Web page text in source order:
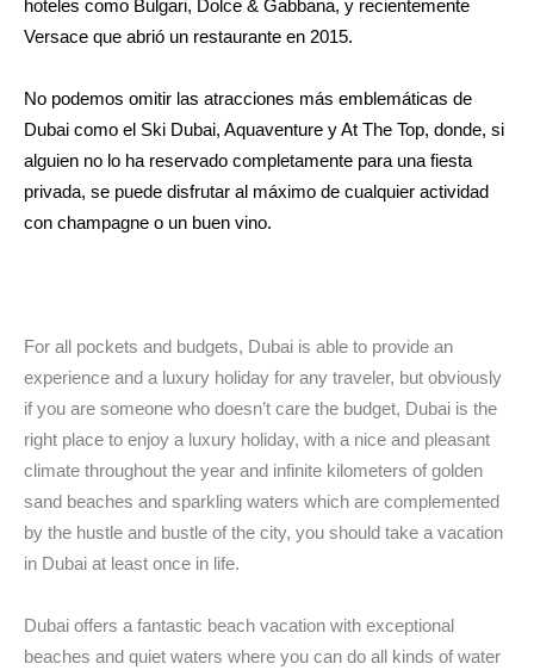
hoteles como Bulgari, Dolce & Gabbana, y recientemente
Versace que abrió un restaurante en 2015.
No podemos omitir las atracciones más emblemáticas de
Dubai como el Ski Dubai, Aquaventure y At The Top, donde, si
alguien no lo ha reservado completamente para una fiesta
privada, se puede disfrutar al máximo de cualquier actividad
con champagne o un buen vino.
For all pockets and budgets, Dubai is able to provide an
experience and a luxury holiday for any traveler, but obviously
if you are someone who doesn’t care the budget, Dubai is the
right place to enjoy a luxury holiday, with a nice and pleasant
climate throughout the year and infinite kilometers of golden
sand beaches and sparkling waters which are complemented
by the hustle and bustle of the city, you should take a vacation
in Dubai at least once in life.
Dubai offers a fantastic beach vacation with exceptional
beaches and quiet waters where you can do all kinds of water